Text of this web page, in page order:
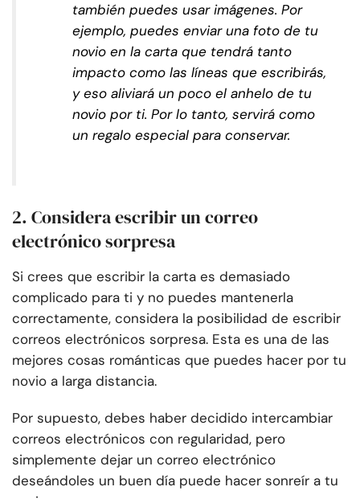
también puedes usar imágenes. Por
ejemplo, puedes enviar una foto de tu
novio en la carta que tendrá tanto
impacto como las líneas que escribirás,
y eso aliviará un poco el anhelo de tu
novio por ti. Por lo tanto, servirá como
un regalo especial para conservar.
2. Considera escribir un correo
electrónico sorpresa
Si crees que escribir la carta es demasiado
complicado para ti y no puedes mantenerla
correctamente, considera la posibilidad de escribir
correos electrónicos sorpresa. Esta es una de las
mejores cosas románticas que puedes hacer por tu
novio a larga distancia.
Por supuesto, debes haber decidido intercambiar
correos electrónicos con regularidad, pero
simplemente dejar un correo electrónico
deseándoles un buen día puede hacer sonreír a tu